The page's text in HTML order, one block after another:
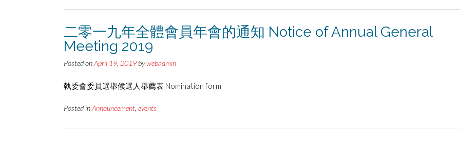
⼆零⼀九年全體會員年會的通知 Notice of Annual General
Meeting 2019
Posted onApril 19, 2019 bywebadmin
執委會委員選舉候選人舉薦表 Nomination form
Posted inAnnouncement events